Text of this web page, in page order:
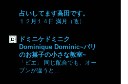
占いしてます高田です。
１２月１４日 満月（改）
ドミニケドミニク
Dominique Dominic~パリ
のお菓子の小さな教室~
「ピエ」 同じ配合でも、オー
ブンが違うと…